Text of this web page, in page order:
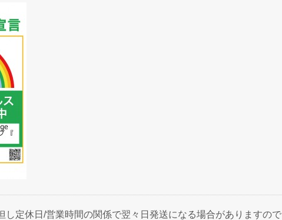
定休日/営業時間の関係で翌々日発送になる場合がありますので